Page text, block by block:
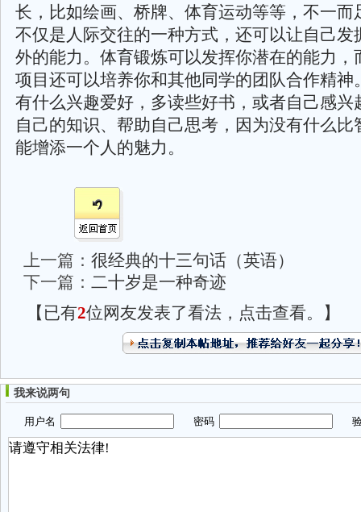
长，比如绘画、桥牌、体育运动等等，不一而
不仅是人际交往的一种方式，还可以让自己发
外的能力。体育锻炼可以发挥你潜在的能力，
项目还可以培养你和其他同学的团队合作精神
有什么兴趣爱好，多读些好书，或者自己感兴
自己的知识、帮助自己思考，因为没有什么比
能增添一个人的魅力。
上一篇： 很经典的十三句话（英语）
下一篇： 二十岁是一种奇迹
【已有2位网友发表了看法，点击查看。】
我来说两句
用户名 密码 验